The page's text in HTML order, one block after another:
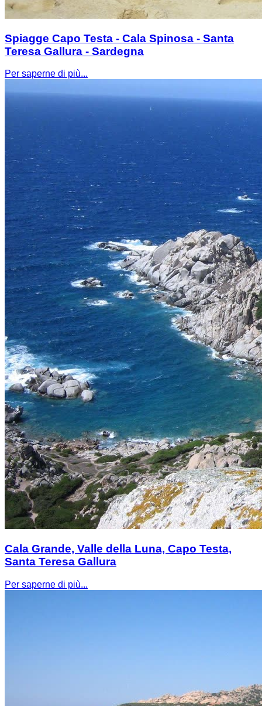
Spiagge Capo Testa - Cala Spinosa - Santa
Teresa Gallura - Sardegna
Per saperne di più...
Cala Grande, Valle della Luna, Capo Testa,
Santa Teresa Gallura
Per saperne di più...